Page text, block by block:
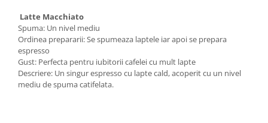
Latte Macchiato
Spuma: Un nivel mediu
Ordinea prepararii: Se spumeaza laptele iar apoi se prepara
espresso
Gust: Perfecta pentru iubitorii cafelei cu mult lapte
Descriere: Un singur espresso cu lapte cald, acoperit cu un nivel
mediu de spuma catifelata.